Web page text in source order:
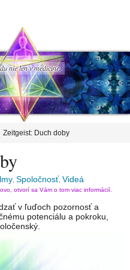
nie len v medicíne.
Zeitgeist: Duch doby
, Spoločnosť Videá
otvorí sa Vám o tom viac informácií.
v ľuďoch pozornosť a
potenciálu a pokroku,